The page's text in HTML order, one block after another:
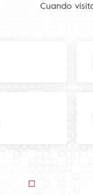
Cuando